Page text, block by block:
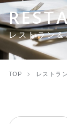
レストラン
TOP レストラ